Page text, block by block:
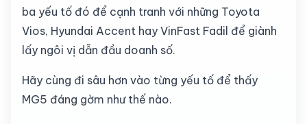
ba yếu tố đó để cạnh tranh với những Toyota
Vios, Hyundai Accent hay VinFast Fadil để giành
lấy ngôi vị dẫn đầu doanh số.
Hãy cùng đi sâu hơn vào từng yếu tố để thấy
MG5 đáng gờm như thế nào.